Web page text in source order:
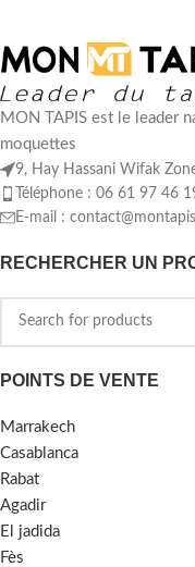
MON TAPIS est le leader
moquettes
9, Hay Hassani Wifak
Téléphone : 06 61 97 46
E-mail :
RECHERCHER UN
POINTS DE VENTE
Marrakech
Casablanca
Rabat
Agadir
El jadida
Fès